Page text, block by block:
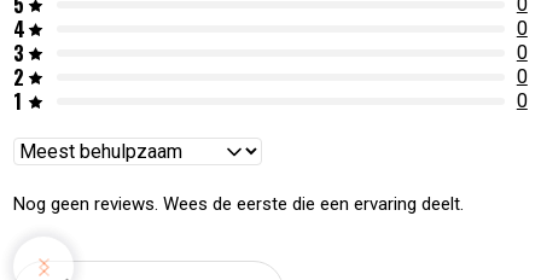
0
4 0
3 0
2 0
1 0
Reviews
Nog geen reviews. Wees de eerste die een ervaring deelt.